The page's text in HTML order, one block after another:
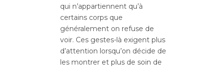
qui n’appartiennent qu’à
certains corps que
généralement on refuse de
voir. Ces gestes-là exigent plus
d’attention lorsqu’on décide de
les montrer et plus de soin de